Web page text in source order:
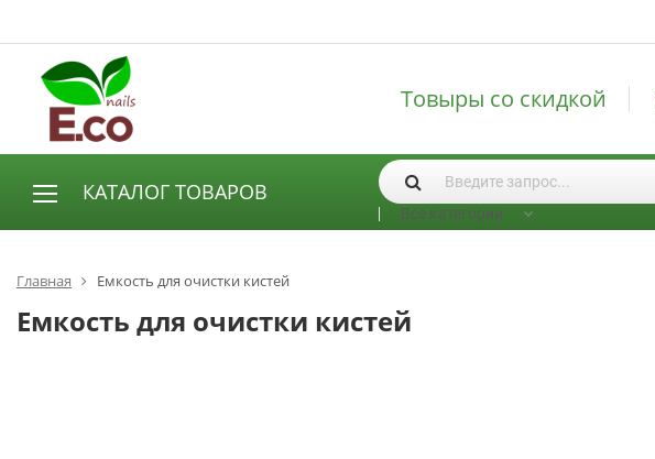
Товыры со скидкой
КАТАЛОГ ТОВАРОВ
АКСЕССУАРЫ И РАСХОДНЫЕ МАТЕРИАЛЫ
Кисти
Все категории
Главная Емкость для очистки кистей
Емкость для очистки кистей